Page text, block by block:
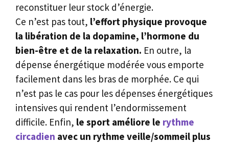
reconstituer leur stock d’énergie.
Ce n’est pas tout, l’effort physique provoque
la libération de la dopamine, l’hormone du
bien-être et de la relaxation. En outre, la
dépense énergétique modérée vous emporte
facilement dans les bras de morphée. Ce qui
n’est pas le cas pour les dépenses énergétiques
intensives qui rendent l’endormissement
difficile. Enfin, le sport améliore le rythme
circadien avec un rythme veille/sommeil plus